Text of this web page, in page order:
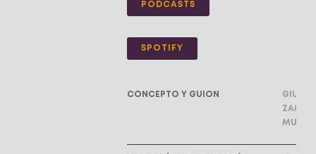
PODCASTS
SPOTIFY
CONCEPTO Y GUION